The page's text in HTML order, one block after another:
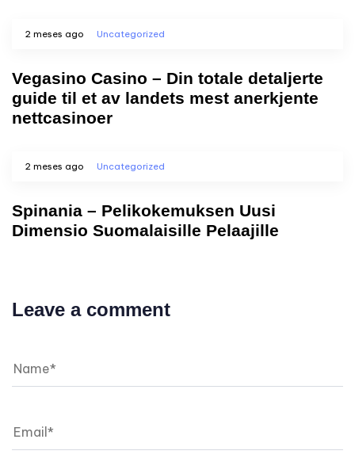
2 meses ago Uncategorized
Vegasino Casino – Din totale detaljerte
guide til et av landets mest anerkjente
nettcasinoer
2 meses ago Uncategorized
Spinania – Pelikokemuksen Uusi
Dimensio Suomalaisille Pelaajille
Leave a comment